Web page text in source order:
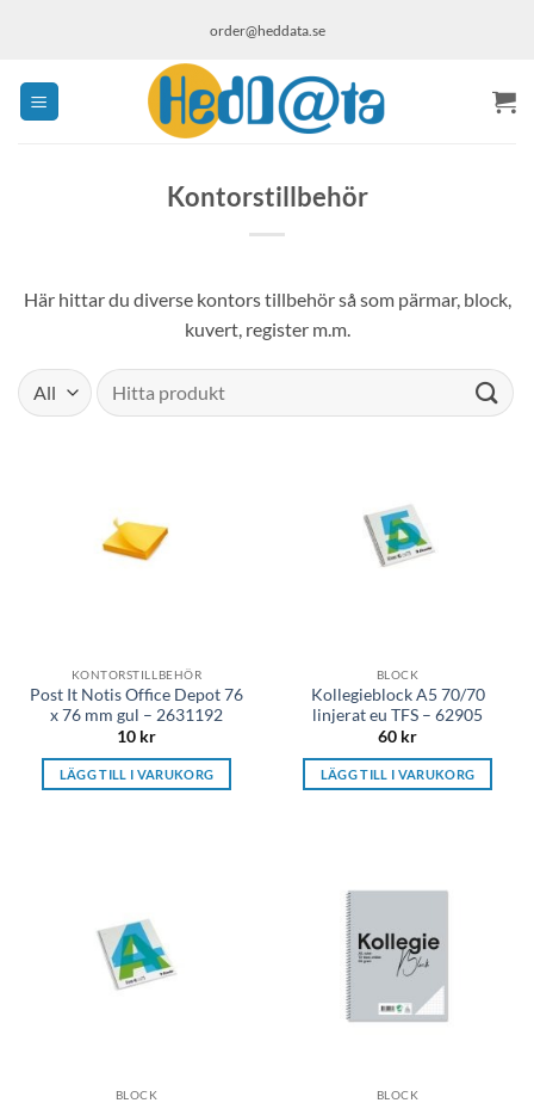
order@heddata.se
Kontorstillbehör
Här hittar du diverse kontors tillbehör så som pärmar, block,
kuvert, register m.m.
Sök
efter:
KONTORSTILLBEHÖR
Post It Notis Office Depot 76
x 76 mm gul – 2631192
10 kr
LÄGG TILL I VARUKORG
BLOCK
Kollegieblock A5 70/70
linjerat eu TFS – 62905
60 kr
LÄGG TILL I VARUKORG
BLOCK BLOCK